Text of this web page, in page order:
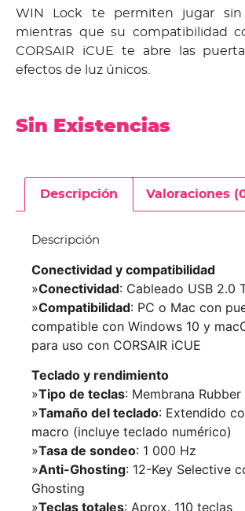
WIN Lock te permiten jugar sin
mientras que su compatibilidad
CORSAIR iCUE te abre las
efectos de luz únicos.
Sin Existencias
Descripción Valoraciones
Descripción
Conectividad y compatibilidad
»Conectividad: Cableado USB 2.0
»Compatibilidad: PC o Mac con
compatible con Windows 10 y
para uso con CORSAIR iCUE
Teclado y rendimiento
»Tipo de teclas: Membrana
»Tamaño del teclado: Extendido
macro (incluye teclado numérico)
»Tasa de sondeo: 1 000 Hz
»Anti-Ghosting: 12-Key Selective
Ghosting
»Teclas totales: Aprox. 110 teclas